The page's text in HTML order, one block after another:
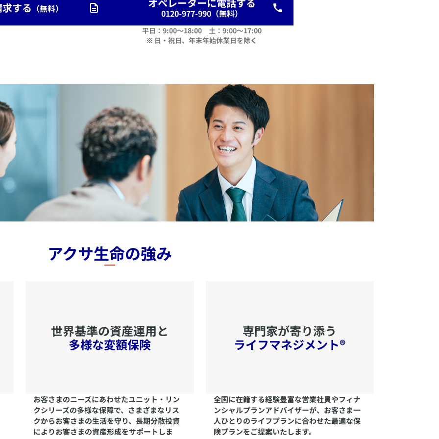
する （無料） 0120-977-990（無料）
平日：9:00〜18:00 土：9:00〜17:00
※ 日・祝日、年末年始休業日を除く
アクサ生命の強み
世界基準の資産運用と
多様な変額保険
​お客さまのニーズにあわせたユニット・リン
クシリーズの多様な保障で、さまざまなリス
クからお客さまの生活を守り、長期分散投資
によりお客さまの資産形成をサポートしま
専門家が寄り添う
ライフマネジメント®
​全国に在籍する経験豊富な営業社員やフィナ
ンシャルプランアドバイザーが、お客さま一
人ひとりのライフプランに合わせた最適な保
険プランをご提案いたします。